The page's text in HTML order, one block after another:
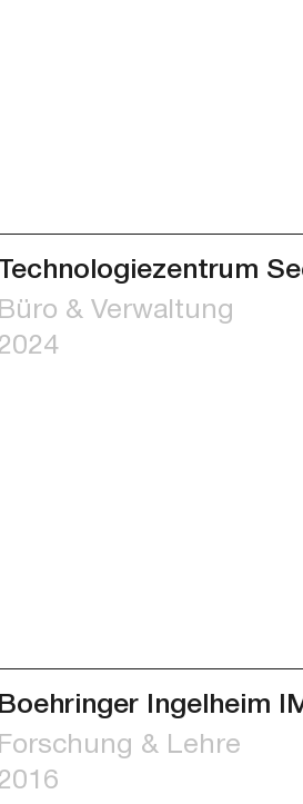
Büro & Verwaltung
Boehringer Ingelheim
Forschung & Lehre